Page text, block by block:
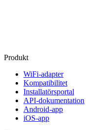
Produkt
WiFi-adapter
Kompatibilitet
Installatörsportal
API-dokumentation
Android-app
iOS-app